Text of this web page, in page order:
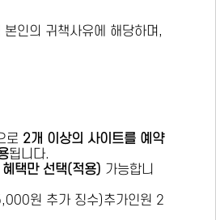
인의 귀책사유에 해당하며,
로 2개 이상의 사이트를 예약
됩니다.
택만 선택(적용) 가능합니
원 추가 징수)추가인원 2